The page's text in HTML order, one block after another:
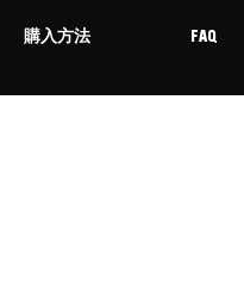
購入方法 FAQ